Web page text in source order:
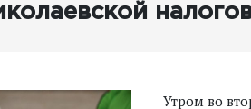
Утром во